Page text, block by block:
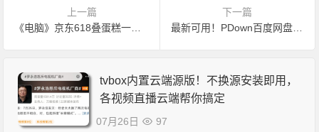
上一篇
《电脑》京东618叠蛋糕一键做任务程序
下一篇
最新可用！PDown百度网盘不限速免登录下载器 PC端百度云不限速工具下载
tvbox内置云端源版！不换源安装即用，
各视频直播云端帮你搞定
07月26日 97